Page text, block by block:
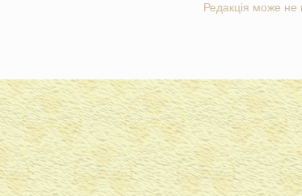
Редакція може не